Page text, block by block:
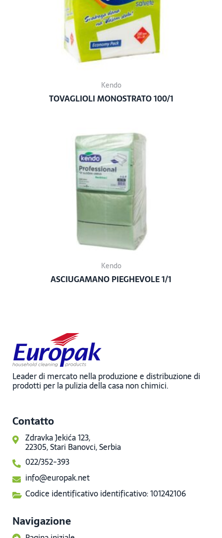
Kendo
TOVAGLIOLI MONOSTRATO 100/1
Kendo
ASCIUGAMANO PIEGHEVOLE 1/1
Leader di mercato nella produzione e distribuzione di
prodotti per la pulizia della casa non chimici.
Contatto
Zdravka Jekića 123,
22305, Stari Banovci, Serbia
022/352-393
info@europak.net
Codice identificativo identificativo: 101242106
Navigazione